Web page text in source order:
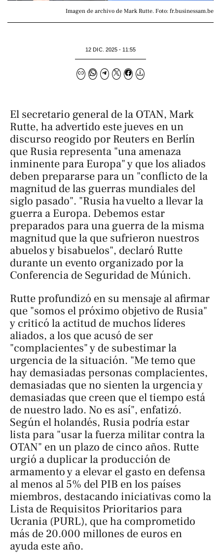
Imagen de archivo de Mark Rutte. Foto: fr.businessam.be
12 DIC. 2025 - 11:55
El secretario general de la OTAN, Mark
Rutte, ha advertido este jueves en un
discurso reogido por Reuters en Berlín
que Rusia representa "una amenaza
inminente para Europa" y que los aliados
deben prepararse para un "conflicto de la
magnitud de las guerras mundiales del
siglo pasado". "Rusia ha vuelto a llevar la
guerra a Europa. Debemos estar
preparados para una guerra de la misma
magnitud que la que sufrieron nuestros
abuelos y bisabuelos", declaró Rutte
durante un evento organizado por la
Conferencia de Seguridad de Múnich.
Rutte profundizó en su mensaje al afirmar
que "somos el próximo objetivo de Rusia"
y criticó la actitud de muchos líderes
aliados, a los que acusó de ser
"complacientes" y de subestimar la
urgencia de la situación. "Me temo que
hay demasiadas personas complacientes,
demasiadas que no sienten la urgencia y
demasiadas que creen que el tiempo está
de nuestro lado. No es así", enfatizó.
Según el holandés, Rusia podría estar
lista para "usar la fuerza militar contra la
OTAN" en un plazo de cinco años. Rutte
urgió a duplicar la producción de
armamento y a elevar el gasto en defensa
al menos al 5% del PIB en los países
miembros, destacando iniciativas como la
Lista de Requisitos Prioritarios para
Ucrania (PURL), que ha comprometido
más de 20.000 millones de euros en
ayuda este año.